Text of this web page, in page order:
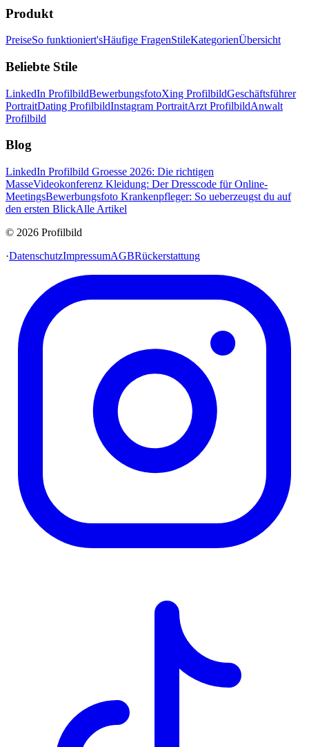
Produkt
PreiseSo funktioniert'sHäufige FragenStileKategorienÜbersicht
Beliebte Stile
LinkedIn ProfilbildBewerbungsfotoXing ProfilbildGeschäftsführer
PortraitDating ProfilbildInstagram PortraitArzt ProfilbildAnwalt
Profilbild
Blog
LinkedIn Profilbild Groesse 2026: Die richtigen
MasseVideokonferenz Kleidung: Der Dresscode für Online-
MeetingsBewerbungsfoto Krankenpfleger: So ueberzeugst du auf
den ersten BlickAlle Artikel
© 2026 Profilbild
·DatenschutzImpressumAGBRückerstattung